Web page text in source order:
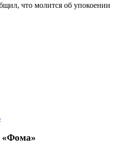
что молится об упокоении
«Фома»